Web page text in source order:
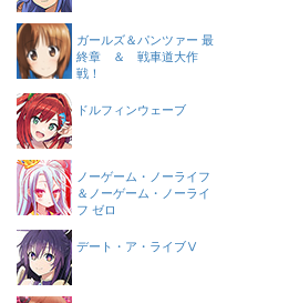
ガールズ＆パンツァー 最
終章 ＆ 戦車道大作
戦！
ドルフィンウェーブ
ノーゲーム・ノーライフ
＆ノーゲーム・ノーライ
フ ゼロ
デート・ア・ライブⅤ